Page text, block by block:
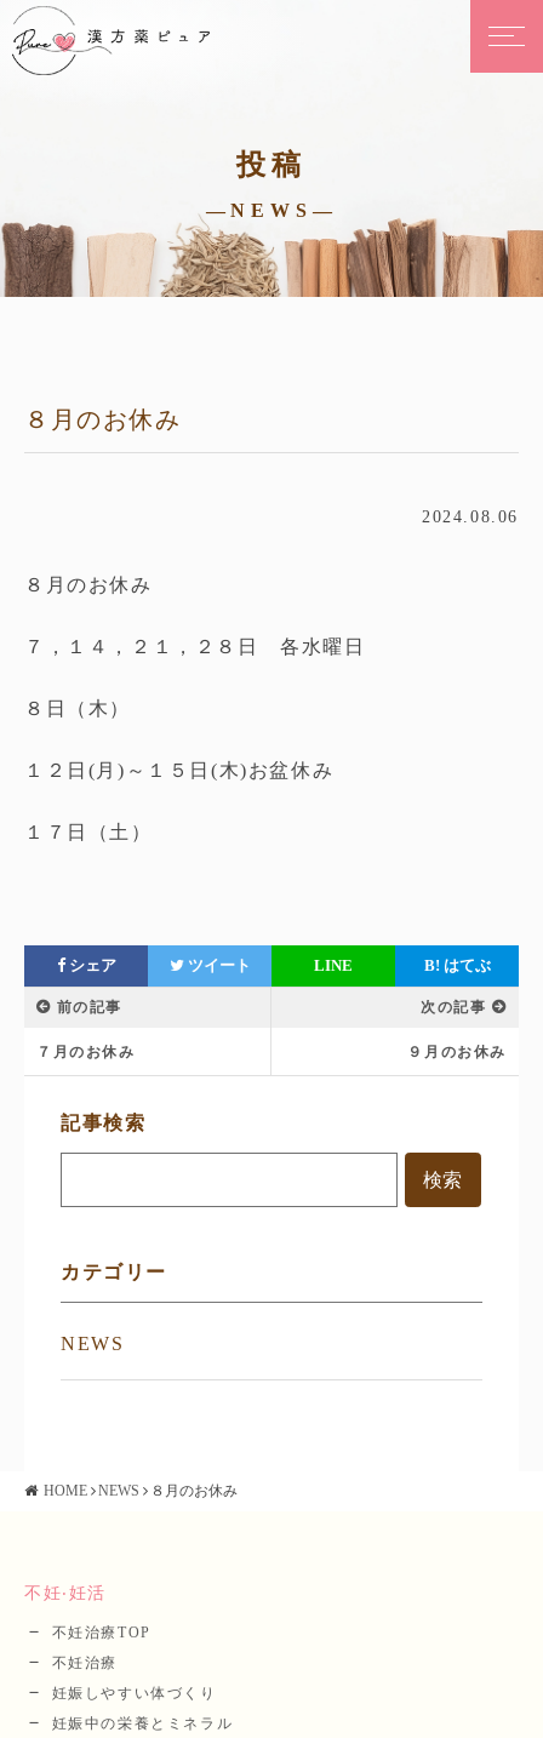
投稿
—NEWS—
８月のお休み
2024.08.06
８月のお休み
７，１４，２１，２８日 各水曜日
８日（木）
１２日(月)～１５日(木)お盆休み
１７日（土）
シェア ツイート LINE B! はてぶ
前の記事
７月のお休み
次の記事
９月のお休み
サ
ニ
記事検索
カテゴリー
NEWS
HOME NEWS ８月のお休み
不妊‧妊活
不妊治療TOP
不妊治療
妊娠しやすい体づくり
妊娠中の栄養とミネラル